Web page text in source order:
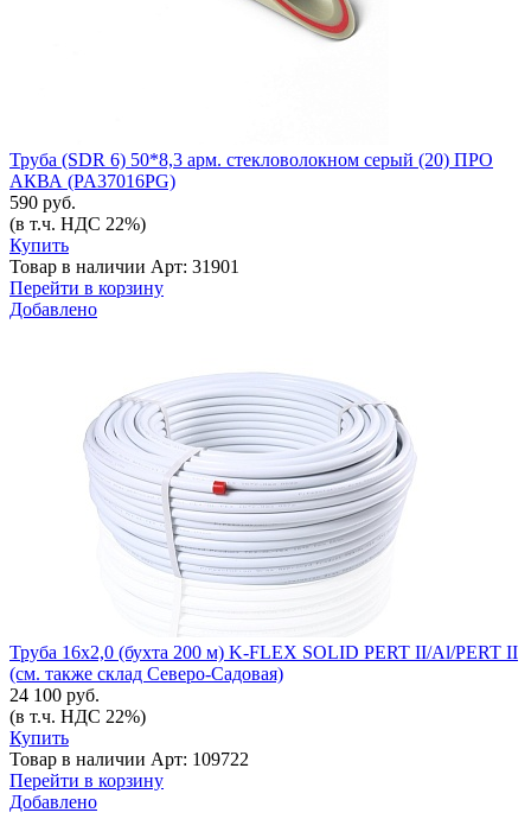
Труба (SDR 6) 50*8,3 арм. стекловолокном серый (20) ПРО
АКВА (PA37016РG)
590 руб.
(в т.ч. НДС 22%)
Купить
Товар в наличии Арт: 31901
Перейти в корзину
Добавлено
Труба 16х2,0 (бухта 200 м) K-FLEX SOLID PERT II/Al/PERT II
(см. также склад Северо-Садовая)
24 100 руб.
(в т.ч. НДС 22%)
Купить
Товар в наличии Арт: 109722
Перейти в корзину
Добавлено